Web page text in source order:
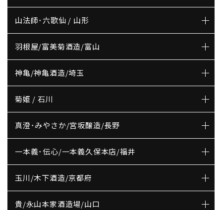
山法師･六歌仙 / 山形
羽根屋/富美菊酒造/富山
神亀/神亀酒造/埼玉
菊姫 / 石川
真澄･みやさか/宮坂醸造/長野
一本義･伝心/一本義久保本店/福井
玉川/木下酒造/京都府
貴/永山本家酒造場/山口